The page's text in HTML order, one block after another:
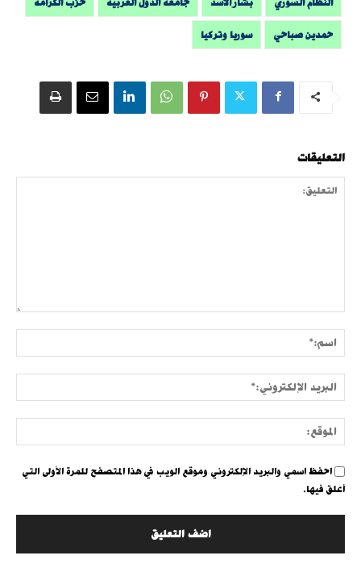
النظام السوري بشار الأسد جامعه الدول العربية حزب الكرامة
حمدين صباحي سوريا وتركيا
التعليقات
احفظ اسمي والبريد الإلكتروني وموقع الويب في هذا المتصفح للمرة الأولى التي
أعلق فيها.